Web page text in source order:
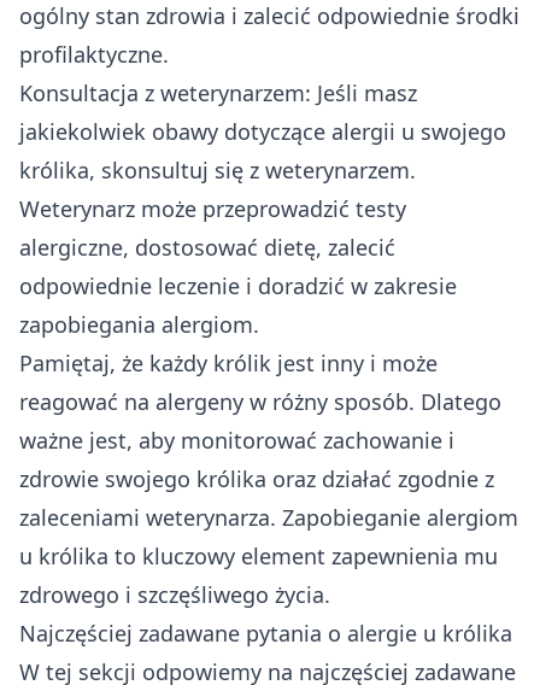
ogólny stan zdrowia i zalecić odpowiednie środki
profilaktyczne.
Konsultacja z weterynarzem: Jeśli masz
jakiekolwiek obawy dotyczące alergii u swojego
królika, skonsultuj się z weterynarzem.
Weterynarz może przeprowadzić testy
alergiczne, dostosować dietę, zalecić
odpowiednie leczenie i doradzić w zakresie
zapobiegania alergiom.
Pamiętaj, że każdy królik jest inny i może
reagować na alergeny w różny sposób. Dlatego
ważne jest, aby monitorować zachowanie i
zdrowie swojego królika oraz działać zgodnie z
zaleceniami weterynarza. Zapobieganie alergiom
u królika to kluczowy element zapewnienia mu
zdrowego i szczęśliwego życia.
Najczęściej zadawane pytania o alergie u królika
W tej sekcji odpowiemy na najczęściej zadawane